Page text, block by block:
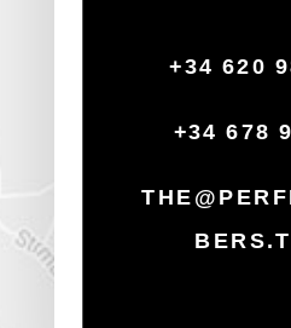
+34 620
+34 678